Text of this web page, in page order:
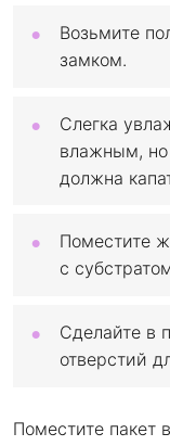
Возьмите
замком.
Слегка
влажным, но
должна
Поместите
с
Сделайте в
отверстий
Поместите пакет